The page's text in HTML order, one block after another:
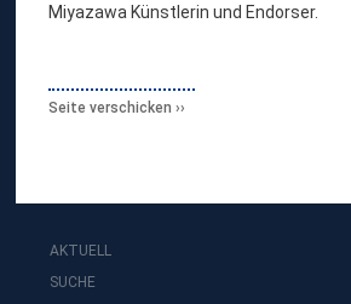
Miyazawa Künstlerin und Endorser.
Seite verschicken
AKTUELL
SUCHE